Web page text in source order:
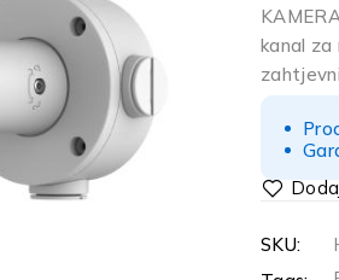
kanal
SKU: